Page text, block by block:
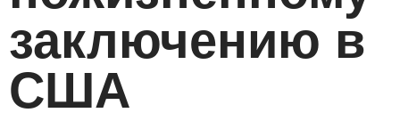
заключению в
США